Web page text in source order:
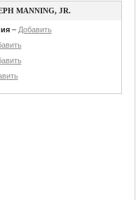
MANNING, JR.
– Добавить